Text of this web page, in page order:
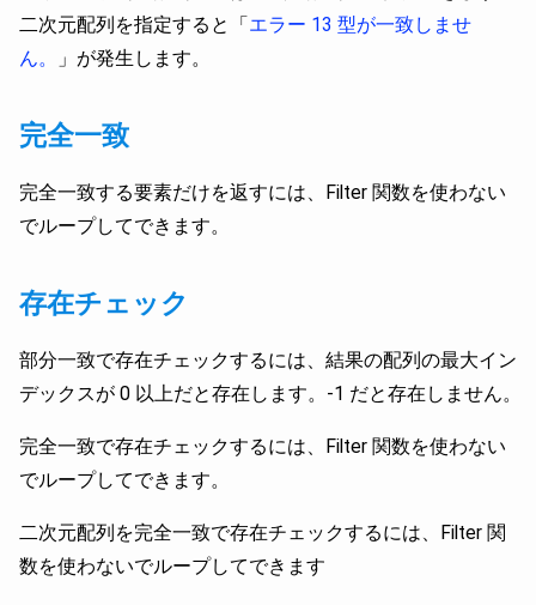
二次元配列を指定すると「エラー 13 型が一致しませ
ん。
」が発生します。
完全一致
完全一致する要素だけを返すには、Filter 関数を使わない
でループしてできます。
存在チェック
部分一致で存在チェックするには、結果の配列の最大イン
デックスが 0 以上だと存在します。-1 だと存在しません。
完全一致で存在チェックするには、Filter 関数を使わない
でループしてできます。
二次元配列を完全一致で存在チェックするには、Filter 関
数を使わないでループしてできます